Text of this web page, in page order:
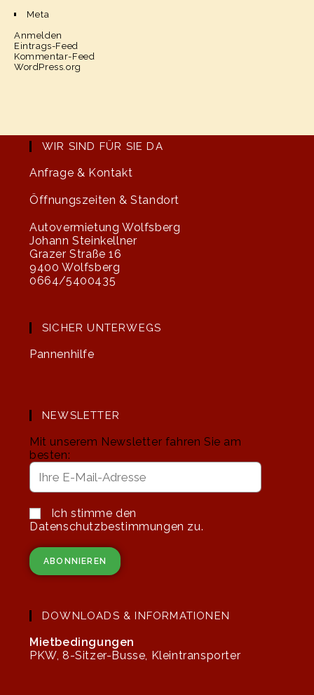
Meta
Anmelden
Eintrags-Feed
Kommentar-Feed
WordPress.org
WIR SIND FÜR SIE DA
Anfrage & Kontakt
Öffnungszeiten & Standort
Autovermietung Wolfsberg
Johann Steinkellner
Grazer Straße 16
9400 Wolfsberg
0664/5400435
SICHER UNTERWEGS
Pannenhilfe
NEWSLETTER
Mit unserem Newsletter fahren Sie am
besten:
Ich stimme den
Datenschutzbestimmungen zu.
DOWNLOADS & INFORMATIONEN
Mietbedingungen
PKW, 8-Sitzer-Busse, Kleintransporter